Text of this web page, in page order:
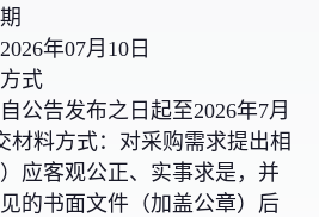
年07月10日
式
公告发布之日起至2026年7月
材料方式：对采购需求提出相
应客观公正、实事求是，并
的书面文件（加盖公章）后